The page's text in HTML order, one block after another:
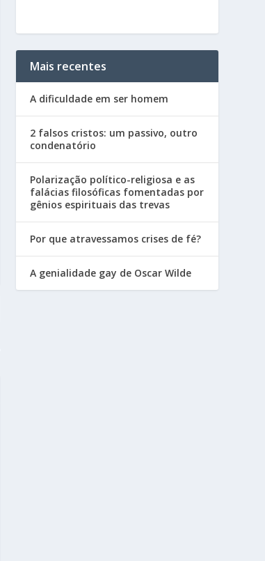
Mais recentes
A dificuldade em ser homem
2 falsos cristos: um passivo, outro
condenatório
Polarização político-religiosa e as
falácias filosóficas fomentadas por
gênios espirituais das trevas
Por que atravessamos crises de fé?
A genialidade gay de Oscar Wilde